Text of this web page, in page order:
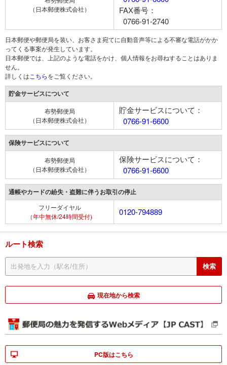
（日本郵便株式会社）
FAX番号：
0766-91-2740
日本郵便や郵便局を装い、お客さま宛てに自動音声等による不審な電話がかか
ってくる事案が発生しています。
日本郵便では、上記のような電話をかけ、個人情報をお尋ねすることはありま
せん。
詳しくは こちらをご覧ください。
貯金サービスについて
布勢郵便局
（日本郵便株式会社）
貯金サービスについて：
0766-91-6600
保険サービスについて
布勢郵便局
（日本郵便株式会社）
保険サービスについて：
0766-91-6600
通帳やカードの紛失・盗難に伴うお取引の停止
フリーダイヤル
（年中無休/24時間受付)
0120-794889
ルート検索
現在地から検索
PC版はこちら